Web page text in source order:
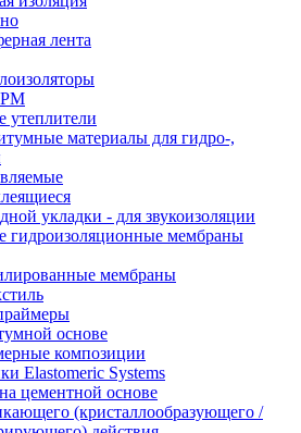
лента
утеплители
материалы для гидро-,
укладки - для звукоизоляции
гидроизоляционные мембраны
мембраны
основе
композиции
Elastomeric Systems
цементной основе
(кристаллообразующего /